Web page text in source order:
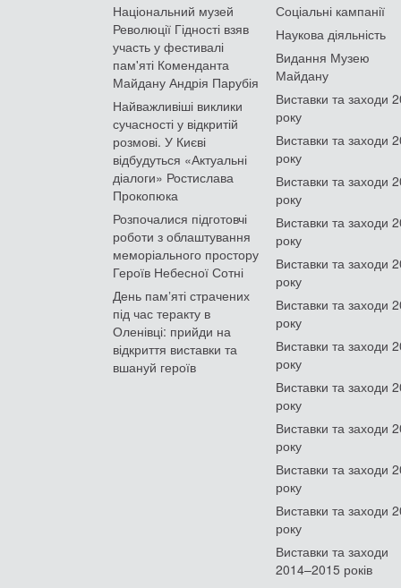
Національний музей
Революції Гідності взяв
участь у фестивалі
пам'яті Коменданта
Майдану Андрія Парубія
Найважливіші виклики
сучасності у відкритій
розмові. У Києві
відбудуться «Актуальні
діалоги» Ростислава
Прокопюка
Розпочалися підготовчі
роботи з облаштування
меморіального простору
Героїв Небесної Сотні
День памʼяті страчених
під час теракту в
Оленівці: прийди на
відкриття виставки та
вшануй героїв
Соціальні кампанії
Наукова діяльність
Видання Музею
Майдану
Виставки та заходи
року
Виставки та заходи
року
Виставки та заходи
року
Виставки та заходи
року
Виставки та заходи
року
Виставки та заходи
року
Виставки та заходи
року
Виставки та заходи
року
Виставки та заходи
року
Виставки та заходи
року
Виставки та заходи
року
Виставки та заходи
2014–2015 років